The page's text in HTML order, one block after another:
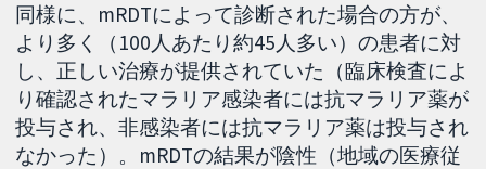
同様に、mRDTによって診断された場合の方が、
より多く（100人あたり約45人多い）の患者に対
し、正しい治療が提供されていた（臨床検査によ
り確認されたマラリア感染者には抗マラリア薬が
投与され、非感染者には抗マラリア薬は投与され
なかった）。mRDTの結果が陰性（地域の医療従